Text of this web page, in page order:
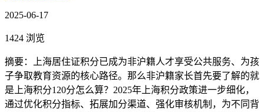
2025-06-17
1424 浏览
摘要：上海居住证积分已成为非沪籍人才享受公共服务、为孩
子争取教育资源的核心路径。那么非沪籍家长首先要了解的就
是上海积分120分怎么算？2025年上海积分政策进一步细化，
通过优化积分指标、拓展加分渠道、强化审核机制，为不同背